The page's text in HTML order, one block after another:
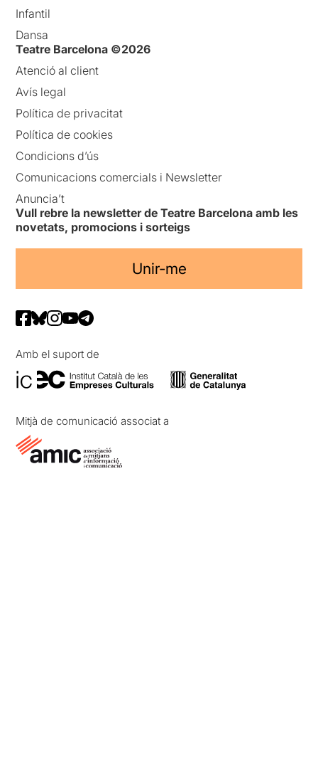
Infantil
Dansa
Teatre Barcelona ©2026
Atenció al client
Avís legal
Política de privacitat
Política de cookies
Condicions d’ús
Comunicacions comercials i Newsletter
Anuncia’t
Vull rebre la newsletter de Teatre Barcelona amb les
novetats, promocions i sorteigs
Unir-me
Amb el suport de
Mitjà de comunicació associat a